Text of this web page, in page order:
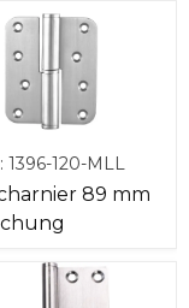
1396-120-MLL
89 mm